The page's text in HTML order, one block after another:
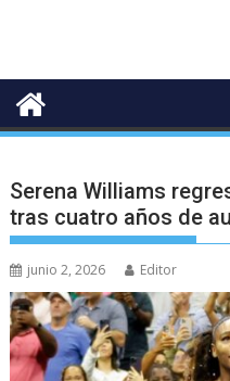
Serena Williams
tras cuatro años de
junio 2, 2026 Editor